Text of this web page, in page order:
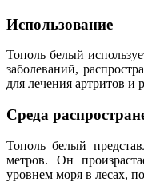
Использование
Тополь белый
заболеваний,
для лечения артритов и
Среда
Тополь белый
метров. Он
уровнем моря в лесах,